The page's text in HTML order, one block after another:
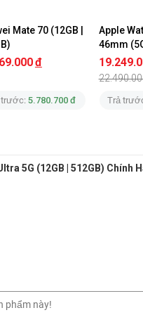
Mate 70 (12GB |
đ
trước:5.780.700 đ
Apple
46mm
Dây Cao
Chính
Trả
5G (12GB | 512GB) Chính